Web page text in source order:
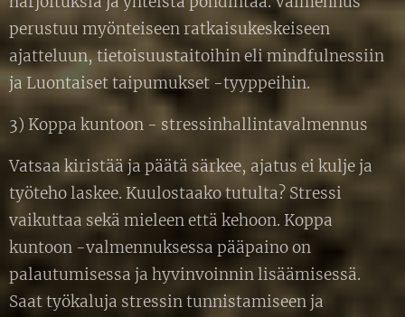
perustuu myönteiseen ratkaisukeskeiseen
ajatteluun, tietoisuustaitoihin eli mindfulnessiin
ja Luontaiset taipumukset -tyyppeihin.
3) Koppa kuntoon - stressinhallintavalmennus
Vatsaa kiristää ja päätä särkee, ajatus ei kulje ja
työteho laskee. Kuulostaako tutulta? Stressi
vaikuttaa sekä mieleen että kehoon. Koppa
kuntoon -valmennuksessa pääpaino on
palautumisessa ja hyvinvoinnin lisäämisessä.
Saat työkaluja stressin tunnistamiseen ja